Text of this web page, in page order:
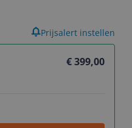
€ 399,00
Prijsalert instellen